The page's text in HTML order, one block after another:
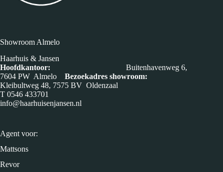
Showroom Almelo
Haarhuis & Jansen
Hoofdkantoor: Buitenhavenweg 6,
7604 PW Almelo Bezoekadres showroom:
Kleibultweg 48, 7575 BV Oldenzaal
T 0546 433701
info@haarhuisenjansen.nl
Agent voor:
Mattsons
Revor